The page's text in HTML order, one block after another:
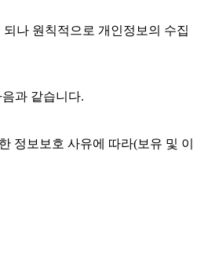
나 원칙적으로 개인정보의 수집
과 같습니다.
정보보호 사유에 따라(보유 및 이